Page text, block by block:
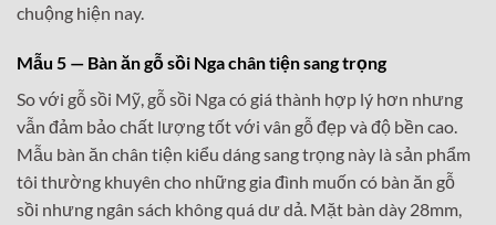
chuộng hiện nay.
Mẫu 5 — Bàn ăn gỗ sồi Nga chân tiện sang trọng
So với gỗ sồi Mỹ, gỗ sồi Nga có giá thành hợp lý hơn nhưng
vẫn đảm bảo chất lượng tốt với vân gỗ đẹp và độ bền cao.
Mẫu bàn ăn chân tiện kiểu dáng sang trọng này là sản phẩm
tôi thường khuyên cho những gia đình muốn có bàn ăn gỗ
sồi nhưng ngân sách không quá dư dả. Mặt bàn dày 28mm,